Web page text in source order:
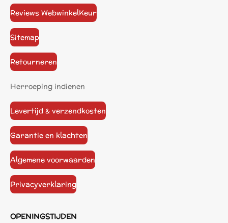
Reviews WebwinkelKeur
Sitemap
Retourneren
Herroeping indienen
Levertijd & verzendkosten
Garantie en klachten
Algemene voorwaarden
Privacyverklaring
OPENINGSTIJDEN